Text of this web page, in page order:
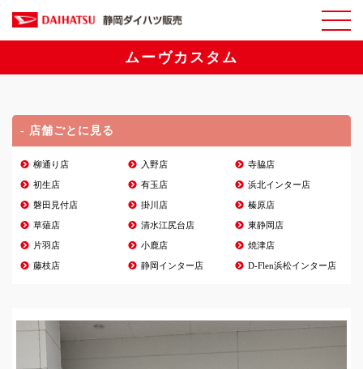
ムーヴカスタム
- 店舗ごとに見る
柳通り店 入野店 寺脇店
初生店 有玉店 浜北インター店
磐田見付店 掛川店 榛原店
草薙店 清水江尻台店 東静岡店
片羽店 小鹿店 焼津店
藤枝店 静岡インター店 D-Flen浜松インター店